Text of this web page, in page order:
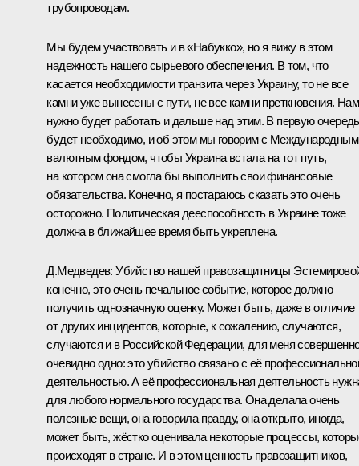
трубопроводам.
Мы будем участвовать и в «Набукко», но я вижу в этом
надежность нашего сырьевого обеспечения. В том, что
касается необходимости транзита через Украину, то не все
камни уже вынесены с пути, не все камни преткновения. Нам
нужно будет работать и дальше над этим. В первую очередь
будет необходимо, и об этом мы говорим с Международным
валютным фондом, чтобы Украина встала на тот путь,
на котором она смогла бы выполнить свои финансовые
обязательства. Конечно, я постараюсь сказать это очень
осторожно. Политическая дееспособность в Украине тоже
должна в ближайшее время быть укреплена.
Д.Медведев: Убийство нашей правозащитницы
конечно, это очень печальное событие, которое должно
получить однозначную оценку. Может быть, даже в отличие
от других инцидентов, которые, к сожалению, случаются,
случаются и в Российской Федерации, для меня
очевидно одно: это убийство связано с её
деятельностью. А её профессиональная деятельность
для любого нормального государства. Она делала очень
полезные вещи, она говорила правду, она открыто, иногда,
может быть, жёстко оценивала некоторые процессы,
происходят в стране. И в этом ценность правозащитников,